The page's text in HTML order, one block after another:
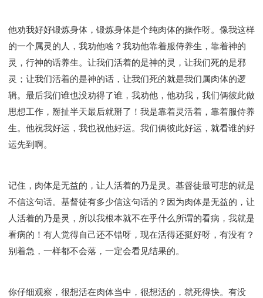
他劝我好好锻炼身体，锻炼身体是个纯肉体的操作呀。像我这样
的一个属灵的人，我劝他啥？我劝他靠着服侍养生，靠着神的
灵，行神的话养生。让我们活着的是神的灵，让我们死的是邪
灵；让我们活着的是神的话，让我们死的就是我们属肉体的逻
辑。最后我们谁也没劝得了谁，我劝他，他劝我，我们俩彼此做
思想工作，掰扯半天最后就掰了！我是靠着灵活着，靠着服侍养
生。他祝我好运，我也祝他好运。我们俩彼此好运，就看谁的好
运先到啊。
记住，肉体是无益的，让人活着的乃是灵。基督徒最可悲的就是
不信这句话。基督徒有多少信这句话的？因为肉体是无益的，让
人活着的乃是灵，所以我根本就不在乎什么所谓的看病，我就是
看病的！有人觉得自己还不错呀，现在活得还挺好呀，有没有？
别着急，一样都不会落，一定会看见结果的。
你仔细观察，很想活在肉体当中，很想活的，就死得快。有没